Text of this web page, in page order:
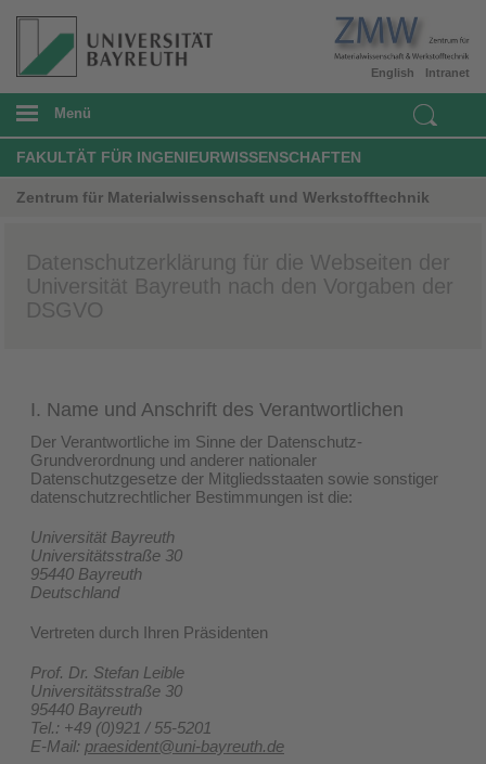
Intranet
English
Menü
FAKULTÄT FÜR INGENIEURWISSENSCHAFTEN
Zentrum für Materialwissenschaft und Werkstofftechnik
Datenschutzerklärung für die Webseiten der
Universität Bayreuth nach den Vorgaben der
DSGVO
I. Name und Anschrift des Verantwortlichen
Der Verantwortliche im Sinne der Datenschutz-
Grundverordnung und anderer nationaler
Datenschutzgesetze der Mitgliedsstaaten sowie sonstiger
datenschutzrechtlicher Bestimmungen ist die:
Universität Bayreuth
Universitätsstraße 30
95440 Bayreuth
Deutschland
Vertreten durch Ihren Präsidenten
Prof. Dr. Stefan Leible
Universitätsstraße 30
95440 Bayreuth
Tel.: +49 (0)921 / 55-5201
E-Mail: praesident@uni-bayreuth.de